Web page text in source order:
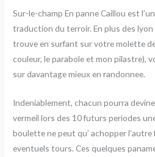
Sur-le-champ En panne Caillou est
traduction du terroir. En plus des
trouve en surfant sur votre molette
couleur, le parabole et mon pilastre),
sur davantage mieux en randonnee.
Indeniablement, chacun pourra
vermeil lors des 10 futurs periodes
boulette ne peut qu’ achopper
eventuels tours. Ces quelques